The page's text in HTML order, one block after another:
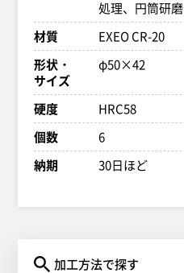
処理、円筒研磨
材質
EXEO CR-20
形状・
サイズ
φ50×42
硬度
HRC58
個数
6
納期
30日ほど
加工方法で探す